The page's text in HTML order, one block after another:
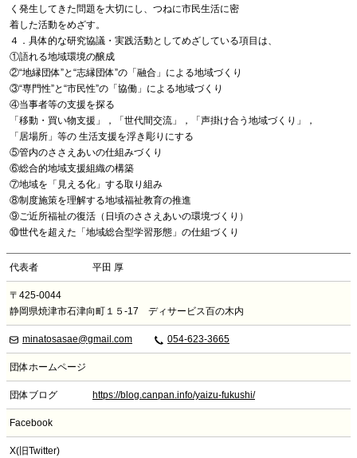
く発生してきた問題を大切にし、つねに市民生活に密
着した活動をめざす。
４．具体的な研究協議・実践活動としてめざしている項目は、
①語れる地域環境の醸成
②“地縁団体”と“志縁団体”の「融合」による地域づくり
③“専門性”と“市民性”の「協働」による地域づくり
④当事者等の支援を探る
「移動・買い物支援」，「世代間交流」，「声掛け合う地域づくり」，
「居場所」等の 生活支援を浮き彫りにする
⑤管内のささえあいの仕組みづくり
⑥総合的地域支援組織の構築
⑦地域を「見える化」する取り組み
⑧制度施策を理解する地域福祉教育の推進
⑨ご近所福祉の復活（日頃のささえあいの環境づくり）
⑩世代を超えた「地域総合型学習形態」の仕組づくり
代表者 平田 厚
〒425-0044
静岡県焼津市石津向町１５-17 ディサービス百の木内
minatosasae@gmail.com 054-623-3665
団体ホームページ
団体ブログ https://blog.canpan.info/yaizu-fukushi/
Facebook
X(旧Twitter)